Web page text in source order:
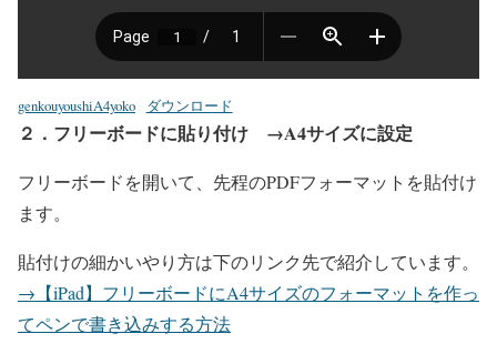
genkouyoushiA4yoko ダウンロード
２．フリーボードに貼り付け →A4サイズに設定
フリーボードを開いて、先程のPDFフォーマットを貼付け
ます。
貼付けの細かいやり方は下のリンク先で紹介しています。
→【iPad】フリーボードにA4サイズのフォーマットを作っ
てペンで書き込みする方法